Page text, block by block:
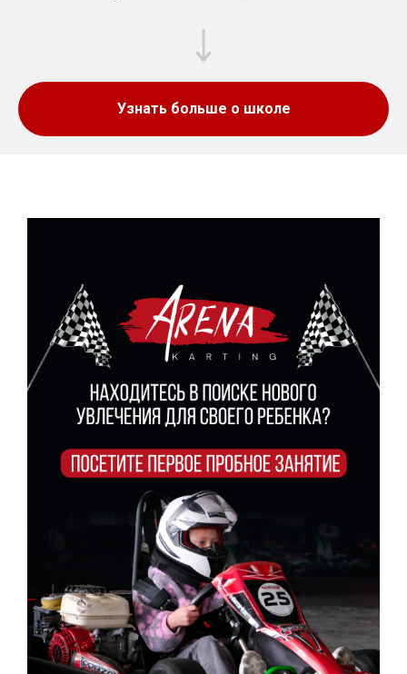
Узнать больше о школе